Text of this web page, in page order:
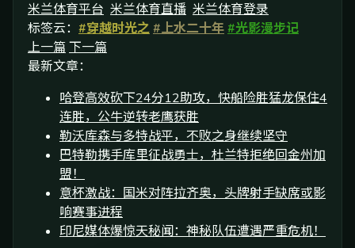
米兰体育平台 米兰体育直播 米兰体育登录
标签云： #穿越时光之#上水二十年#光影漫步记
上一篇下一篇
最新文章：
哈登高效砍下24分12助攻，快船险胜猛龙保住4
连胜，公牛逆转老鹰获胜
勒沃库森与多特战平，不败之身继续坚守
巴特勒携手库里征战勇士，杜兰特拒绝回金州加
盟！
意杯激战：国米对阵拉齐奥，头牌射手缺席或影
响赛事进程
印尼媒体爆惊天秘闻：神秘队伍遭遇严重危机！